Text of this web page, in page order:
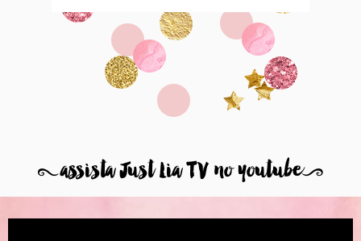
8assista Just Lia TV no youtube9